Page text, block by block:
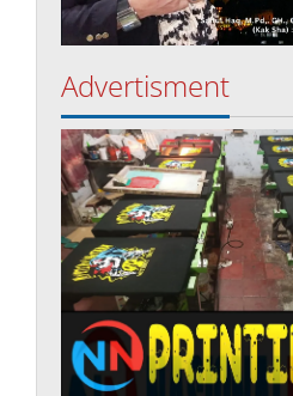
Advertisment